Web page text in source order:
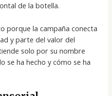
de la botella.
porque la campaña conecta
y parte del valor del
solo por su nombre
se ha hecho y cómo se ha